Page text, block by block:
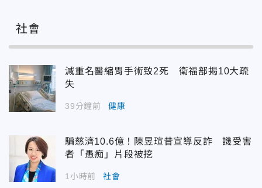
社會
減重名醫縮胃手術致2死 衛福部揭10大疏
失
39分鐘前 健康
騙慈濟10.6億！陳昱瑄昔宣導反詐 譏受害
者「愚痴」片段被挖
1小時前 社會